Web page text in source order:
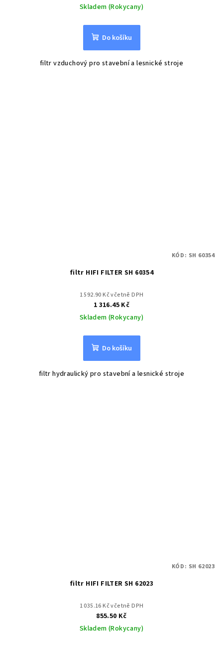
Skladem (Rokycany)
Do košíku
filtr vzduchový pro stavební a lesnické stroje
filtr HIFI FILTER SH 60354
1 592.90 Kč včetně DPH
1 316.45 Kč
Skladem (Rokycany)
Do košíku
filtr hydraulický pro stavební a lesnické stroje
KÓD: SH 60354
filtr HIFI FILTER SH 62023
1 035.16 Kč včetně DPH
855.50 Kč
Skladem (Rokycany)
KÓD: SH 62023